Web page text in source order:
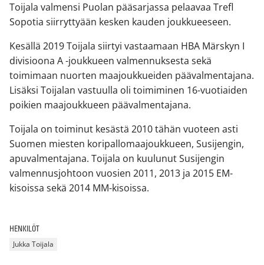
Toijala valmensi Puolan pääsarjassa pelaavaa Trefl
Sopotia siirryttyään kesken kauden joukkueeseen.
Kesällä 2019 Toijala siirtyi vastaamaan HBA Märskyn I
divisioona A -joukkueen valmennuksesta sekä
toimimaan nuorten maajoukkueiden päävalmentajana.
Lisäksi Toijalan vastuulla oli toimiminen 16-vuotiaiden
poikien maajoukkueen päävalmentajana.
Toijala on toiminut kesästä 2010 tähän vuoteen asti
Suomen miesten koripallomaajoukkueen, Susijengin,
apuvalmentajana. Toijala on kuulunut Susijengin
valmennusjohtoon vuosien 2011, 2013 ja 2015 EM-
kisoissa sekä 2014 MM-kisoissa.
HENKILÖT
Jukka Toijala